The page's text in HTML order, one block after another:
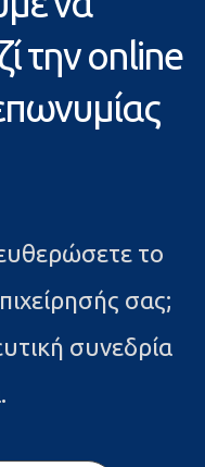
την online
το
σας;
συνεδρία